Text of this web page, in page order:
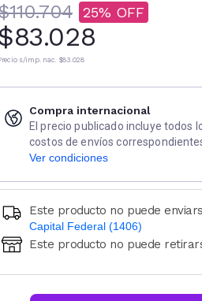
25
s/imp. nac. $83.028
Compra internacional
El precio publicado incluye todos
costos de envíos
Ver condiciones
Este producto no puede
Capital Federal (1406)
Ingresá código postal (sólo
Este producto no puede